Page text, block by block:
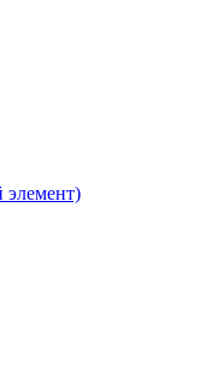
элемент)